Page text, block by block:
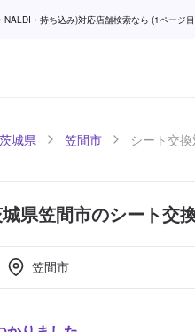
・持ち込み)対応店舗検索なら (1ページ
茨城県 笠間市 シート交
県笠間市のシート交
笠間市